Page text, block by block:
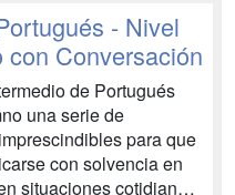
una unidad específica
- Nivel
con Conversación
de Portugués
una serie de
para que
con solvencia en
situaciones cotidianas,